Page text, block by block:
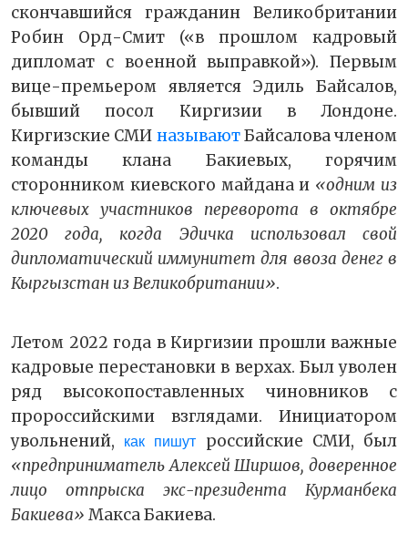
скончавшийся гражданин Великобритании
Робин Орд-Смит («в прошлом кадровый
дипломат с военной выправкой»). Первым
вице-премьером является Эдиль Байсалов,
бывший посол Киргизии в Лондоне.
Киргизские СМИ называютБайсалова членом
команды клана Бакиевых, горячим
сторонником киевского майдана и «одним из
ключевых участников переворота в октябре
2020 года, когда Эдичка использовал свой
дипломатический иммунитет для ввоза денег в
Кыргызстан из Великобритании».
Летом 2022 года в Киргизии прошли важные
кадровые перестановки в верхах. Был уволен
ряд высокопоставленных чиновников с
пророссийскими взглядами. Инициатором
увольнений,
как пишут
российские СМИ, был
«предприниматель Алексей Ширшов, доверенное
лицо отпрыска экс-президента Курманбека
Бакиева» Макса Бакиева.